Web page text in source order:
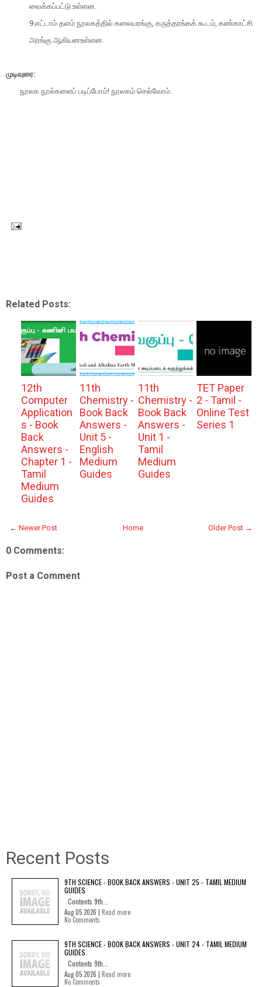
வைக்கப்பட்டு உள்ளன.
9. எட்டாம் தளம் நூலகத்தில் கலையரங்கு, கருத்தரங்கக் கூடம், கண்காட்சி
அரங்கு ஆகியனஉள்ளன.
முடிவுரை:
நூலக நூல்களைப் படிப்போம்! நூலகம் செல்வோம்.
Related Posts:
12th
Computer
Application
s - Book
Back
Answers -
Chapter 1 -
Tamil
Medium
Guides
11th
Chemistry -
Book Back
Answers -
Unit 5 -
English
Medium
Guides
11th
Chemistry -
Book Back
Answers -
Unit 1 -
Tamil
Medium
Guides
TET Paper
2 - Tamil -
Online Test
Series 1
← Newer Post Older Post →
Home
0 Comments:
Post a Comment
Recent Posts
9TH SCIENCE - BOOK BACK ANSWERS - UNIT 25 - TAMIL MEDIUM
GUIDES
Contents 9th...
Aug 05 2026 | Read more
No Comments
9TH SCIENCE - BOOK BACK ANSWERS - UNIT 24 - TAMIL MEDIUM
GUIDES
Contents 9th...
Aug 05 2026 | Read more
No Comments